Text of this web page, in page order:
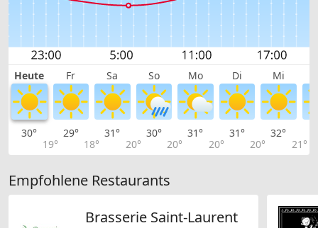
Heute Fr Sa So Mo Di Mi
30°
19°
29°
18°
31°
20°
30°
20°
31°
20°
31°
20°
32°
21°
Empfohlene Restaurants
Brasserie Saint-Laurent